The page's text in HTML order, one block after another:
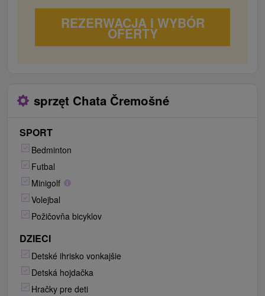
REZERWACJA I WYBÓR
OFERTY
sprzęt Chata Čremošné
SPORT
Bedminton
Futbal
Minigolf
Volejbal
Požičovňa bicyklov
DZIECI
Detské ihrisko vonkajšie
Detská hojdačka
Hračky pre deti